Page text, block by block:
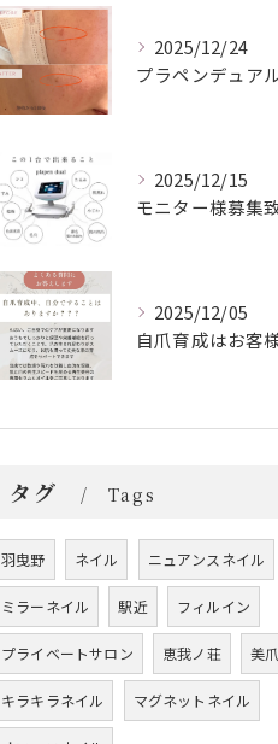
2025/12/24
2025/12/15
2025/12/05
タグ Tags
羽曳野 ネイル ニュアンスネイル
ミラーネイル 駅近 フィルイン
プライベートサロン 恵我ノ荘 美爪
キラキラネイル マグネットネイル